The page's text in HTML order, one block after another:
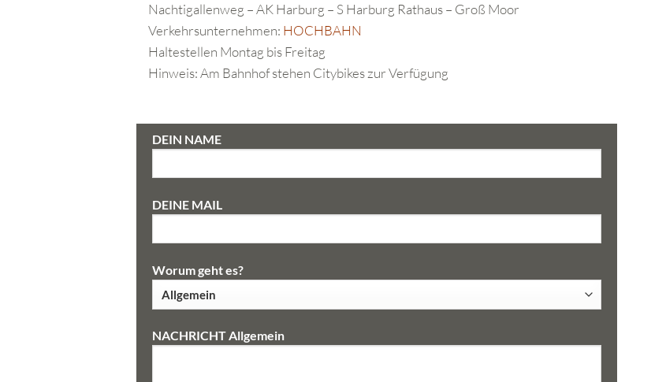
Nachtigallenweg – AK Harburg – S Harburg Rathaus – Groß Moor
Verkehrsunternehmen: HOCHBAHN
Haltestellen Montag bis Freitag
Hinweis: Am Bahnhof stehen Citybikes zur Verfügung
DEIN NAME
DEINE MAIL
Worum geht es?
NACHRICHT Allgemein